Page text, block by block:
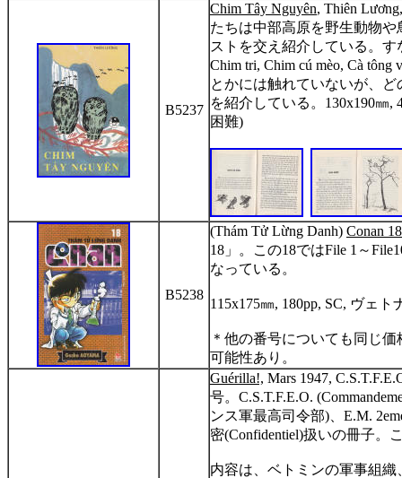
B5237
Chim Tây Nguyên, Thiên Lươ
たちは中部高原を野生動物
ストを交え紹介している。す
Chim tri, Chim cú mèo, Cà tông
とかには触れていないが、
を紹介している。 130x190㎜,
困難)
B5238
(Thám Tử Lừng Danh) Conan 18
18」。この18ではFile 1 ～
なっている。
115x175㎜, 180pp, SC, ヴェト
＊他の番号についても同じ
可能性あり。
Guérilla!, Mars 1947,
号。 C.S.T.F.E.O.
ンス軍最高司令部)
E.M.
密(Confidentiel)扱いの冊子。
内容は、ベトミンの軍事組